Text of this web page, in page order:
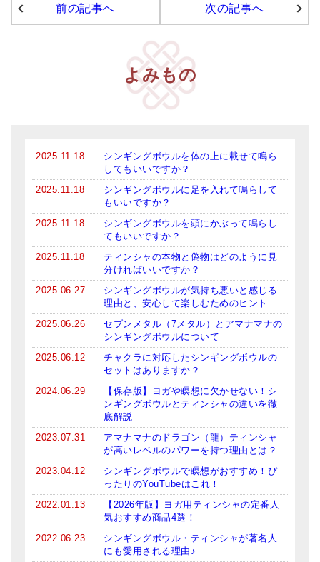
ヒーリング・マンダラポスター
ロゴステッカー・ポストカード各種
亡命チベット人尼僧のお守り・チャーム
チベット・マントラ・ヒーリングCD
シンギングボウル講座
初級講座
倍音呼吸法レッスン
ビギナー講師・養成講座
アマナマナとは
About Us
メールお便り登録
お客様の声
ブログ
特商法の表記
前の記事へ 次の記事へ
よみもの
2025.11.18
シンギングボウルを体の上に載せて鳴ら
してもいいですか？
2025.11.18
シンギングボウルに足を入れて鳴らして
もいいですか？
2025.11.18
シンギングボウルを頭にかぶって鳴らし
てもいいですか？
2025.11.18
ティンシャの本物と偽物はどのように見
分ければいいですか？
2025.06.27
シンギングボウルが気持ち悪いと感じる
理由と、安心して楽しむためのヒント
2025.06.26
セブンメタル（7メタル）とアマナマナの
シンギングボウルについて
2025.06.12
チャクラに対応したシンギングボウルの
セットはありますか？
2024.06.29
【保存版】ヨガや瞑想に欠かせない！シ
ンギングボウルとティンシャの違いを徹
底解説
2023.07.31
アマナマナのドラゴン（龍）ティンシャ
が高いレベルのパワーを持つ理由とは？
2023.04.12
シンギングボウルで瞑想がおすすめ！ぴ
ったりのYouTubeはこれ！
2022.01.13
【2026年版】ヨガ用ティンシャの定番人
気おすすめ商品4選！
2022.06.23
シンギングボウル・ティンシャが著名人
にも愛用される理由♪